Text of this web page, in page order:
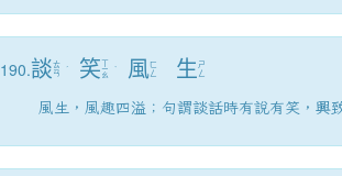
190.談ㄊ
ㄢ
ˊ 笑 ㄧ
ㄠ
ˋ 風 ㄈ
ㄥ
生 ㄕ
ㄥ
風生，風趣四溢；句謂談話時有說有笑，興